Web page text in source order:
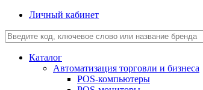
Личный кабинет
Каталог
Автоматизация торговли и бизнеса
POS-компьютеры